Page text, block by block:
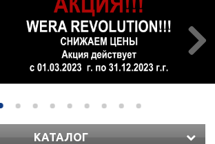

КАТАЛОГ